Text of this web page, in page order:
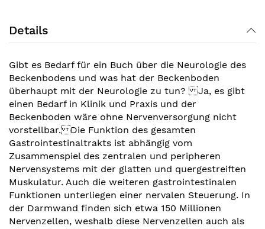
Details
Gibt es Bedarf für ein Buch über die Neurologie des
Beckenbodens und was hat der Beckenboden
überhaupt mit der Neurologie zu tun? Ja, es gibt
einen Bedarf in Klinik und Praxis und der
Beckenboden wäre ohne Nervenversorgung nicht
vorstellbar. Die Funktion des gesamten
Gastrointestinaltrakts ist abhängig vom
Zusammenspiel des zentralen und peripheren
Nervensystems mit der glatten und quergestreiften
Muskulatur. Auch die weiteren gastrointestinalen
Funktionen unterliegen einer nervalen Steuerung. In
der Darmwand finden sich etwa 150 Millionen
Nervenzellen, weshalb diese Nervenzellen auch als